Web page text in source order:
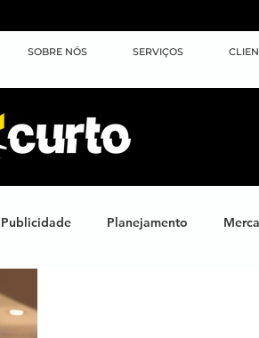
SOBRE NÓS SERVIÇOS
Publicidade Planejamento
XP